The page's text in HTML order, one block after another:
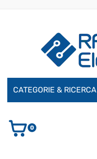
CATEGORIE & RICERCA
AUDIO E VIDEO
0